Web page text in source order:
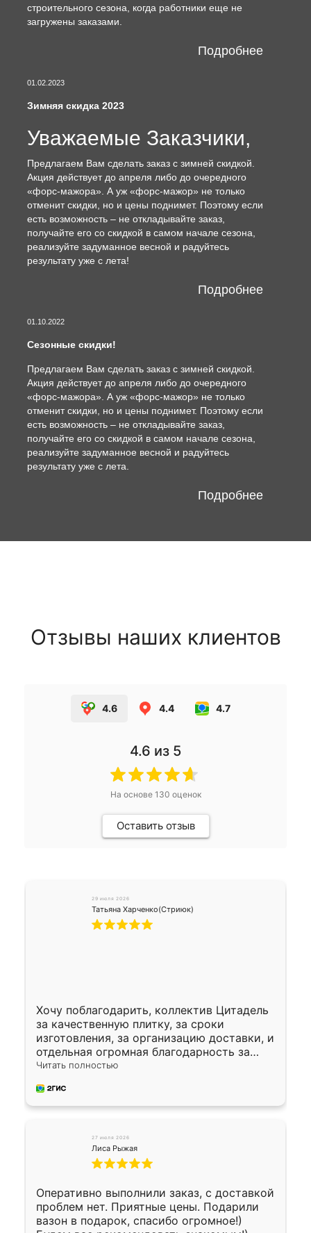
строительного сезона, когда работники еще не
загружены заказами.
Подробнее
01.02.2023
Зимняя скидка 2023
Уважаемые Заказчики,
Предлагаем Вам сделать заказ с зимней скидкой.
Акция действует до апреля либо до очередного
«форс-мажора». А уж «форс-мажор» не только
отменит скидки, но и цены поднимет. Поэтому если
есть возможность – не откладывайте заказ,
получайте его со скидкой в самом начале сезона,
реализуйте задуманное весной и радуйтесь
результату уже с лета!
Подробнее
01.10.2022
Сезонные скидки!
Предлагаем Вам сделать заказ с зимней скидкой.
Акция действует до апреля либо до очередного
«форс-мажора». А уж «форс-мажор» не только
отменит скидки, но и цены поднимет. Поэтому если
есть возможность – не откладывайте заказ,
получайте его со скидкой в самом начале сезона,
реализуйте задуманное весной и радуйтесь
результату уже с лета.
Подробнее
Отзывы наших клиентов
4.6 4.4 4.7
4.6 из 5
На основе 130 оценок
Оставить отзыв
29 июля 2026
Татьяна Харченко(Стриюк)
Хочу поблагодарить, коллектив Цитадель
за качественную плитку, за сроки
изготовления, за организацию доставки, и
отдельная огромная благодарность за
укладку плитки Оганесу, за два дня 70 кв,
Читать полностью
27 июля 2026
Лиса Рыжая
Оперативно выполнили заказ, с доставкой
проблем нет. Приятные цены. Подарили
вазон в подарок, спасибо огромное!)